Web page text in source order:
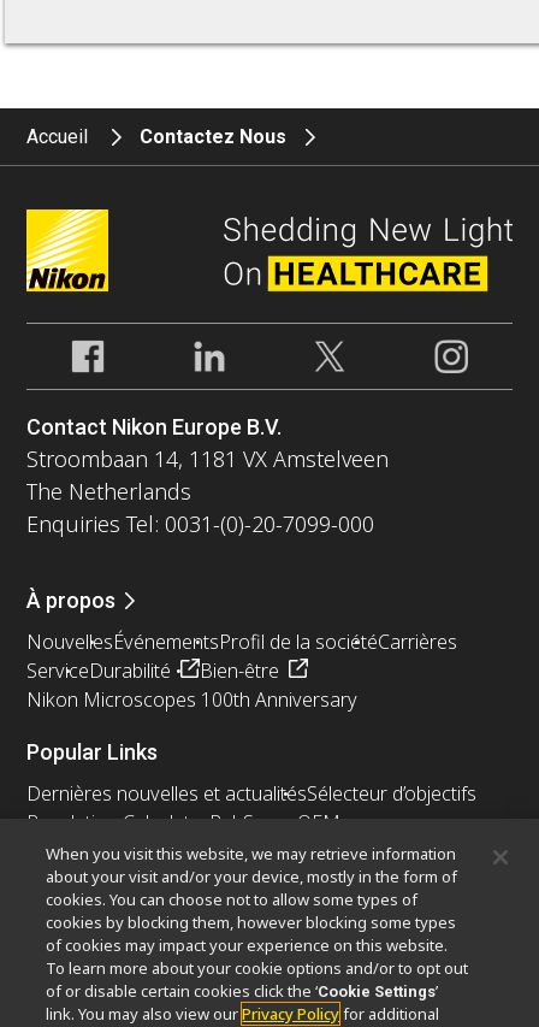
Accueil Contactez Nous
Contact Nikon Europe B.V.
Stroombaan 14, 1181 VX Amstelveen
The Netherlands
Enquiries Tel: 0031-(0)-20-7099-000
À propos
NouvellesÉvénementsProfil de la sociétéCarrières
ServiceDurabilité
Bien-être
Nikon Microscopes 100th Anniversary
Popular Links
Dernières nouvelles et actualitésSélecteur d’objectifs
Resolution Calculator PubScope OEM
Nikon Small World
MicroscopyU
Autres Produits Nikon
Produits d'imagerie
Microscopie industrielle et métrologie
Systèmes de lithographie à semi-conducteurs
When you visit this website, we may retrieve information
about your visit and/or your device, mostly in the form of
cookies. You can choose not to allow some types of
cookies by blocking them, however blocking some types
of cookies may impact your experience on this website.
To learn more about your cookie options and/or to opt out
of or disable certain cookies click the ‘Cookie Settings’
link. You may also view ourPrivacy Policyfor additional